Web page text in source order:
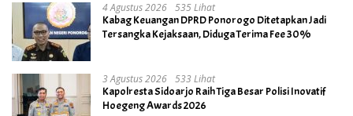
4 Agustus 2026 535 Lihat
Kabag Keuangan DPRD Ponorogo Ditetapkan Jadi
Tersangka Kejaksaan, Diduga Terima Fee 30%
3 Agustus 2026 533 Lihat
Kapolresta Sidoarjo Raih Tiga Besar Polisi Inovatif
Hoegeng Awards 2026